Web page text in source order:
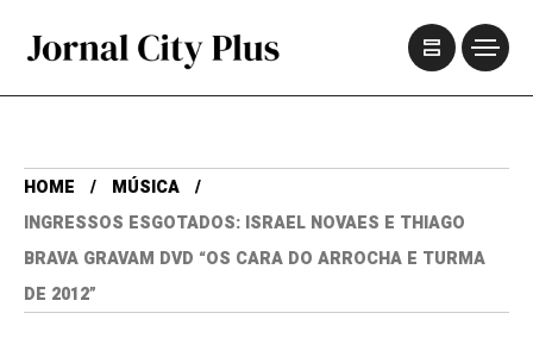
HOME
MÚSICA
INGRESSOS ESGOTADOS: ISRAEL NOVAES E THIAGO
BRAVA GRAVAM DVD “OS CARA DO ARROCHA E TURMA
DE 2012”